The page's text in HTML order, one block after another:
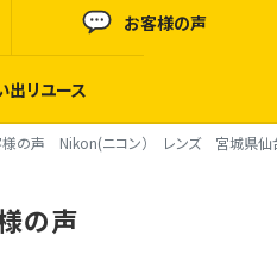
お客様の声
出リユース
様の声 Nikon(ニコン） レンズ 宮城県仙
の声